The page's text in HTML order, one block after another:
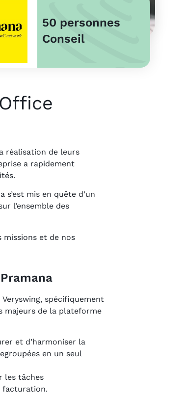
50 personnes
Conseil
réalisation de leurs
a rapidement
mis en quête d’un
l’ensemble des
missions et de nos
spécifiquement
majeurs de la plateforme
et d’harmoniser la
en un seul
les tâches
facturation.